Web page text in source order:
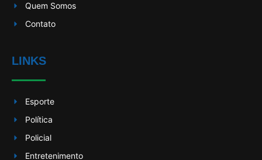
Quem Somos
Contato
LINKS
Esporte
Política
Policial
Entretenimento